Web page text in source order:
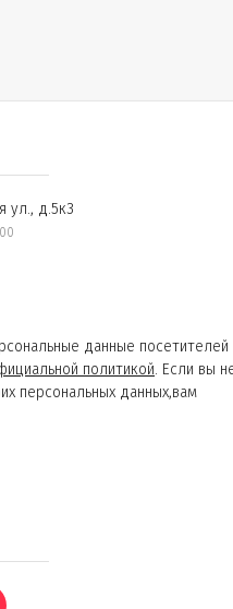
ул., д.5к3
данные посетителей
политикой. Если вы
персональных данных,вам